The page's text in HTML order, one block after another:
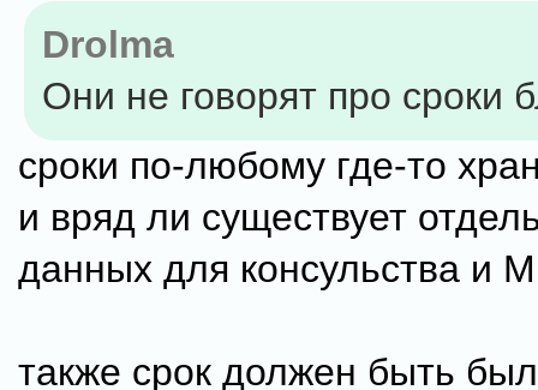
Drolma
Они не говорят про сроки
сроки по-любому где-то
и вряд ли существует
данных для консульства и
также срок должен быть